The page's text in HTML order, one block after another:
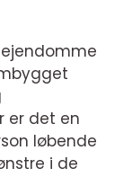
er det en
løbende
i de